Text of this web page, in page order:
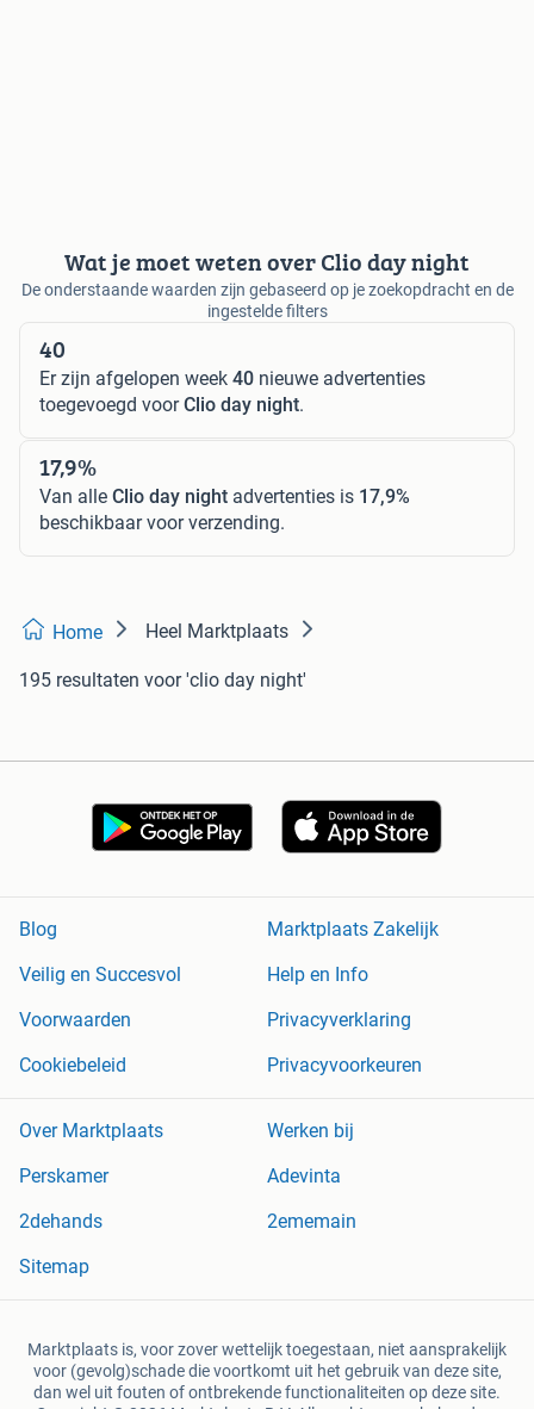
Wat je moet weten over Clio day night
De onderstaande waarden zijn gebaseerd op je zoekopdracht en de
ingestelde filters
40
Er zijn afgelopen week 40 nieuwe advertenties
toegevoegd voorClio day night.
17,9%
Van alle Clio day night advertenties is 17,9%
beschikbaar voor verzending.
Home Heel Marktplaats
195 resultaten voor 'clio day night'
Blog
Marktplaats Zakelijk
Veilig en Succesvol
Help en Info
Voorwaarden
Privacyverklaring
Cookiebeleid
Privacyvoorkeuren
Over Marktplaats
Werken bij
Perskamer
Adevinta
2dehands
2ememain
Sitemap
Marktplaats is, voor zover wettelijk toegestaan, niet aansprakelijk
voor (gevolg)schade die voortkomt uit het gebruik van deze site,
dan wel uit fouten of ontbrekende functionaliteiten op deze site.